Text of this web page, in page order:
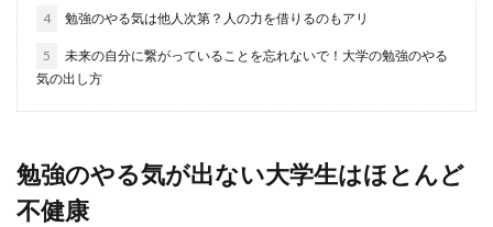
ノートの使い道に困ったら趣味ノート
にしよう！使い方とポイント
4 勉強のやる気は他人次第？人の力を借りるのもアリ
5
未来の自分に繋がっていることを忘れないで！大学の勉強のやる
気の出し方
勉強のやる気が出ない大学生はほとんど
不健康